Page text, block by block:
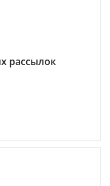
рассылок